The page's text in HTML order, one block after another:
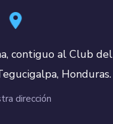
contiguo al Club del
Honduras.
dirección